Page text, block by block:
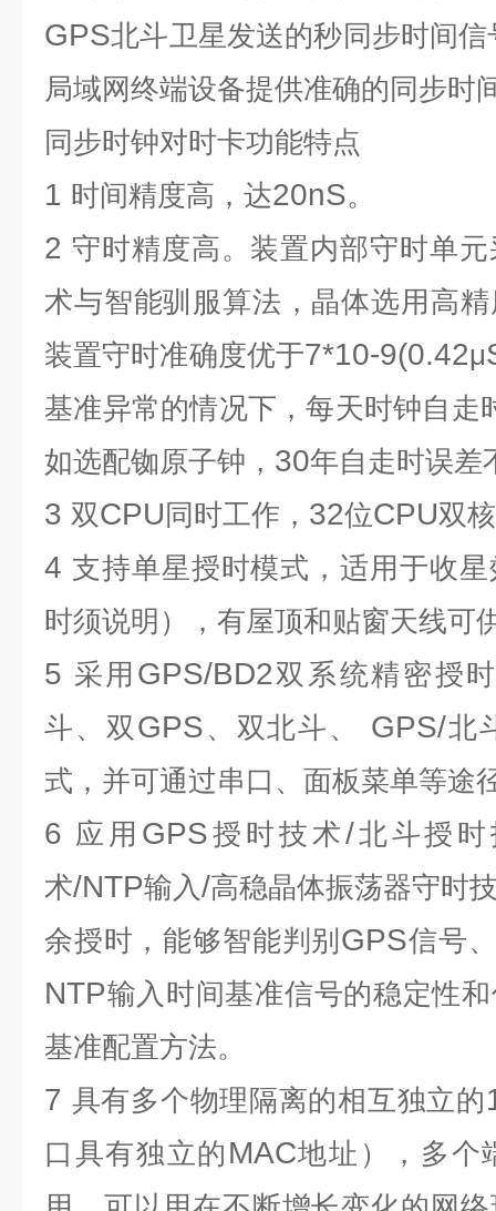
GPS北斗卫星发送的秒同步时间信
局域网终端设备提供准确的同步时
同步时钟对时卡功能特点
1 时间精度高，达20nS。
2 守时精度高。装置内部守时单
术与智能驯服算法，晶体选用高
装置守时准确度优于7*10-9(0.42μ
基准异常的情况下，每天时钟自走
如选配铷原子钟， 30年自走时误差
3 双CPU 同时工作， 32位CPU双
4 支持单星授时模式，适用于收
时须说明），有屋顶和贴窗天线可
5 采用 GPS/BD2双系统精密授
斗、双 GPS 、双北斗、 GPS/北
式，并可通过串口、面板菜单等途
6 应用 GPS授时技术/北斗授
术/NTP输入/高稳晶体振荡器守时
余授时，能够智能判别 GPS信号
NTP输入时间基准信号的稳定性
基准配置方法。
7 具有多个物理隔离的相互独立的
口具有独立的 MAC地址），多个